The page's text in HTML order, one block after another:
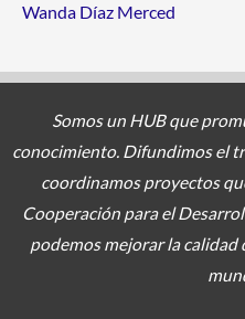
Wanda Díaz Merced
Somos un HUB que
conocimiento. Difundimos el
coordinamos proyectos
Cooperación para el
podemos mejorar la calidad